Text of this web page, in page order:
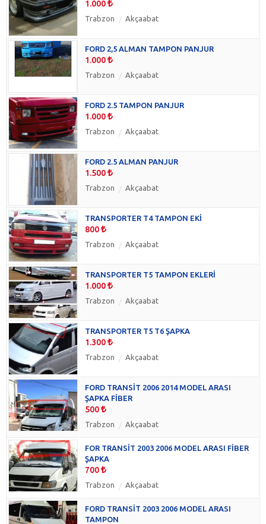
1.000
Trabzon Akçaabat
FORD 2,5 ALMAN TAMPON PANJUR
1.000
Trabzon Akçaabat
FORD 2.5 TAMPON PANJUR
1.000
Trabzon Akçaabat
FORD 2.5 ALMAN PANJUR
1.500
Trabzon Akçaabat
TRANSPORTER T4 TAMPON EKİ
800
Trabzon Akçaabat
TRANSPORTER T5 TAMPON EKLERİ
1.000
Trabzon Akçaabat
TRANSPORTER T5 T6 ŞAPKA
1.300
Trabzon Akçaabat
FORD TRANSİT 2006 2014 MODEL ARASI
ŞAPKA FİBER
500
Trabzon Akçaabat
FOR TRANSİT 2003 2006 MODEL ARASI FİBER
ŞAPKA
700
Trabzon Akçaabat
FORD TRANSİT 2003 2006 MODEL ARASI
TAMPON